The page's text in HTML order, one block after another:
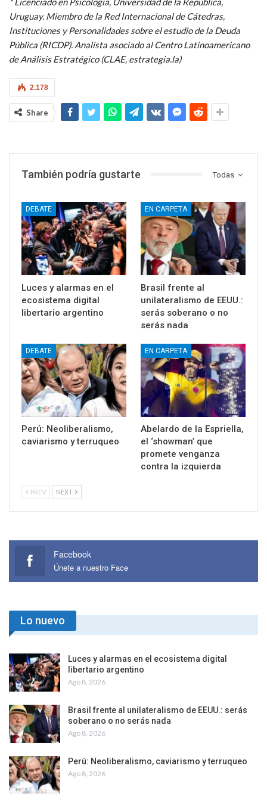
Uruguay. Miembro de la Red Internacional de Cátedras,
Instituciones y Personalidades sobre el estudio de la Deuda
Pública (RICDP). Analista asociado al Centro Latinoamericano
de Análisis Estratégico (CLAE, estrategia.la)
2.178
Share
Todas
También podría gustarte
DEBATE
Luces y alarmas en el
ecosistema digital
libertario argentino
EN CARPETA
Brasil frente al
unilateralismo de EEUU.:
serás soberano o no
serás nada
DEBATE
Perú: Neoliberalismo,
caviarismo y terruqueo
EN CARPETA
Abelardo de la Espriella,
el ‘showman’ que
promete venganza
contra la izquierda
PREV NEXT
Facebook
Únete a nuestro Face
Lo nuevo
Luces y alarmas en el ecosistema digital
libertario argentino
Ago 8, 2026
Brasil frente al unilateralismo de EEUU.: serás
soberano o no serás nada
Ago 8, 2026
Perú: Neoliberalismo, caviarismo y terruqueo
Ago 8, 2026